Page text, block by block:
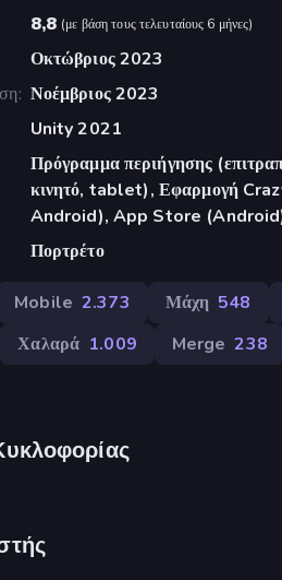
8,8 (με βάση τους τελευταίους 6 μήνες)
Οκτώβριος 2023
Νοέμβριος 2023
Unity 2021
Πρόγραμμα περιήγησης
κινητό, tablet), Εφαρμογή
Android), App Store
Πορτρέτο
Mobile 2.373 Μάχη 548
Χαλαρά 1.009 Merge 238